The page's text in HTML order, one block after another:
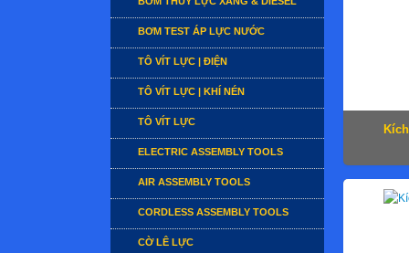
BƠM TEST ÁP LỰC NƯỚC
TÔ VÍT LỰC | ĐIỆN
TÔ VÍT LỰC | KHÍ NÉN
TÔ VÍT LỰC
ELECTRIC ASSEMBLY TOOLS
AIR ASSEMBLY TOOLS
CORDLESS ASSEMBLY TOOLS
CỜ LÊ LỰC